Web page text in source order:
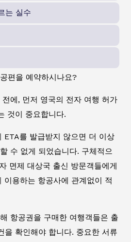
는 실수
편을 예약하시나요?
에, 먼저 영국의 전자 여행 허가
것이 중요합니다.
ETA를 발급받지 않으면 더 이상
수 없게 되었습니다. 구체적으
면제 대상국 출신 방문객들에게
이용하는 항공사에 관계없이 적
항공권을 구매한 여행객들은 출
을 확인해야 합니다. 중요한 서류